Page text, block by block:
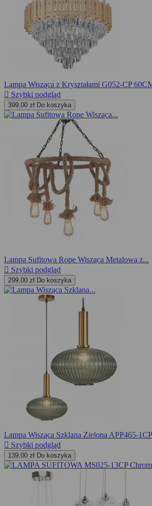
Lampa Wisząca z Kryształami G052-CP
 Szybki podgląd
399,00 zł Do koszyka
Lampa Sufitowa Rope Wisząca Metalowa z...
 Szybki podgląd
299,00 zł Do koszyka
Lampa Wisząca Szklana Zielona APP465-
 Szybki podgląd
139,00 zł Do koszyka